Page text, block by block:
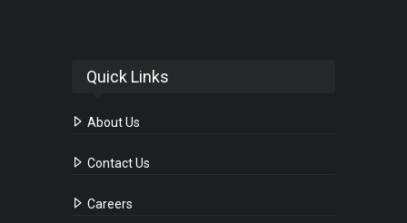
Quick Links
About Us
Contact Us
Careers